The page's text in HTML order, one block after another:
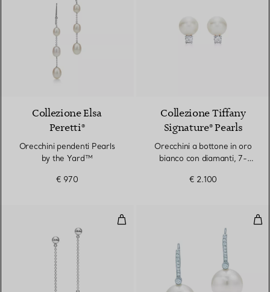
Collezione Elsa
Peretti®
Orecchini pendenti Pearls
by the Yard™
€ 970
Collezione Tiffany
Signature® Pearls
Orecchini a bottone in oro
bianco con diamanti, 7-
€ 2.100
Orecchini pendenti